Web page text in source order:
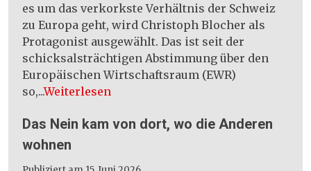
es um das verkorkste Verhältnis der Schweiz
zu Europa geht, wird Christoph Blocher als
Protagonist ausgewählt. Das ist seit der
schicksalsträchtigen Abstimmung über den
Europäischen Wirtschaftsraum (EWR)
so,...Weiterlesen
Das Nein kam von dort, wo die Anderen
wohnen